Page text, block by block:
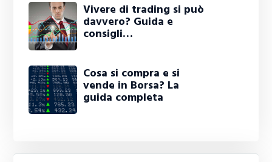
Vivere di trading si può
davvero? Guida e
consigli…
Cosa si compra e si
vende in Borsa? La
guida completa